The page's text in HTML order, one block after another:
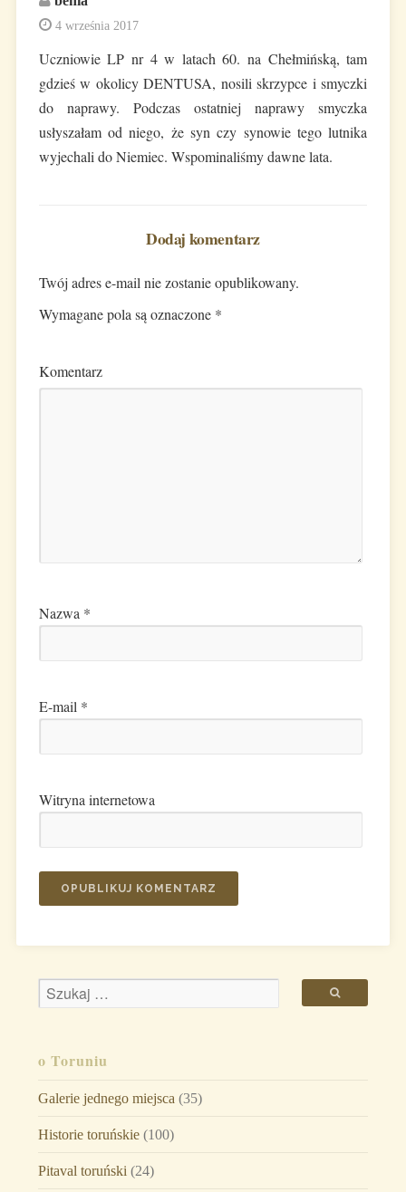
4 września 2017
Uczniowie LP nr 4 w latach 60. na Chełmińską, tam
gdzieś w okolicy DENTUSA, nosili skrzypce i smyczki
do naprawy. Podczas ostatniej naprawy smyczka
usłyszałam od niego, że syn czy synowie tego lutnika
wyjechali do Niemiec. Wspominaliśmy dawne lata.
Dodaj komentarz
Twój adres e-mail nie zostanie opublikowany.
Wymagane pola są oznaczone *
Komentarz
Nazwa *
E-mail *
Witryna internetowa
o Toruniu
Galerie jednego miejsca (35)
Historie toruńskie(100)
Pitaval toruński (24)